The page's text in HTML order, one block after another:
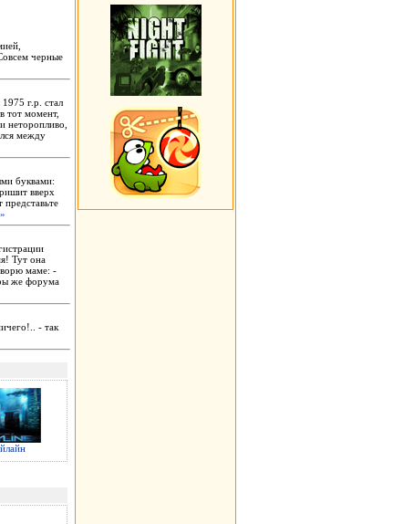
черные
г.р. стал
тот момент,
неторопливо,
между
буквами:
вверх
Тут она
маме: -
же форума
- так